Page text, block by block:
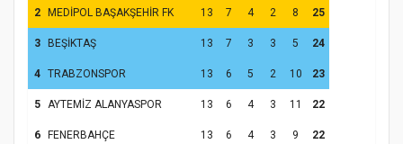
2 MEDİPOL BAŞAKŞEHİR FK 13 7 4 2 8 25
3 BEŞİKTAŞ 13 7 3 3 5 24
4 TRABZONSPOR 13 6 5 2 10 23
5 AYTEMİZ ALANYASPOR 13 6 4 3 11 22
6 FENERBAHÇE 13 6 4 3 9 22